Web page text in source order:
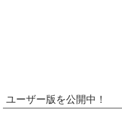
ユーザー版を公開中！